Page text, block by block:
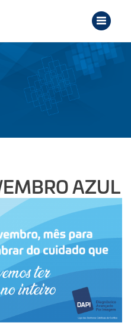
AZUL